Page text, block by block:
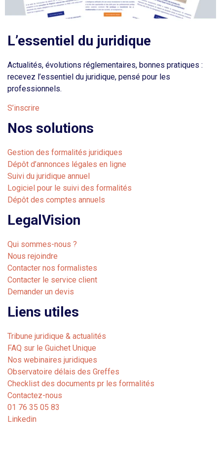
L’essentiel du juridique
Actualités, évolutions réglementaires, bonnes pratiques :
recevez l’essentiel du juridique, pensé pour les
professionnels.
S’inscrire
Nos solutions
Gestion des formalités juridiques
Dépôt d’annonces légales en ligne
Suivi du juridique annuel
Logiciel pour le suivi des formalités
Dépôt des comptes annuels
LegalVision
Qui sommes-nous ?
Nous rejoindre
Contacter nos formalistes
Contacter le service client
Demander un devis
Liens utiles
Tribune juridique & actualités
FAQ sur le Guichet Unique
Nos webinaires juridiques
Observatoire délais des Greffes
Checklist des documents pr les formalités
Contactez-nous
01 76 35 05 83
Linkedin